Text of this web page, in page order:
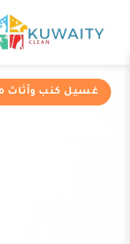
غسيل كنب
نقدم خدمة غسيل